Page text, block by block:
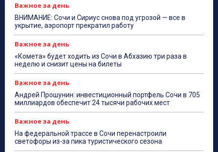
Важное за день
ВНИМАНИЕ: Сочи и Сириус снова под угрозой — все в
укрытие, аэропорт прекратил работу
Важное за день
«Комета» будет ходить из Сочи в Абхазию три раза в
неделю и снизит цены на билеты
Важное за день
Андрей Прошунин: инвестиционный портфель Сочи в 705
миллиардов обеспечит 24 тысячи рабочих мест
Важное за день
На федеральной трассе в Сочи перенастроили
светофоры из-за пика туристического сезона